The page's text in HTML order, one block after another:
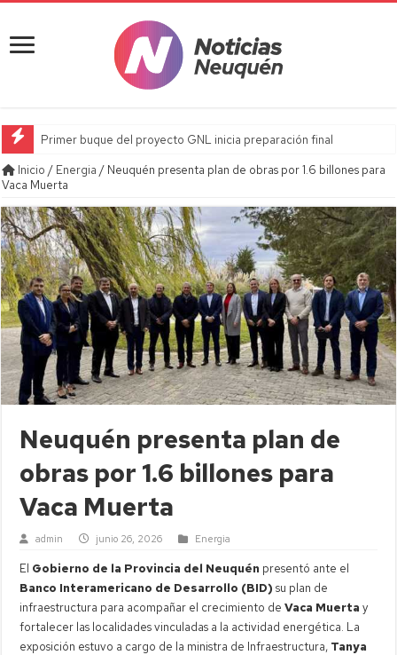
Primer buque del proyecto GNL inicia preparación final
Inicio / Energia / Neuquén presenta plan de obras por 1.6 billones para
Vaca Muerta
Neuquén presenta plan de
obras por 1.6 billones para
Vaca Muerta
admin junio 26, 2026 Energia
El Gobierno de la Provincia del Neuquén presentó ante el
Banco Interamericano de Desarrollo (BID) su plan de
infraestructura para acompañar el crecimiento deVaca Muerta y
fortalecer las localidades vinculadas a la actividad energética. La
exposición estuvo a cargo de la ministra de Infraestructura, Tanya